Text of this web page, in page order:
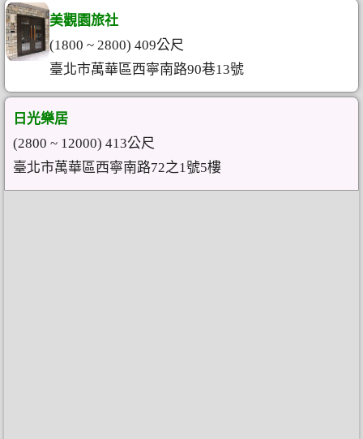
美觀園旅社
(1800 ~ 2800) 409公尺
臺北市萬華區西寧南路90巷13號
日光樂居
(2800 ~ 12000) 413公尺
臺北市萬華區西寧南路72之1號5樓